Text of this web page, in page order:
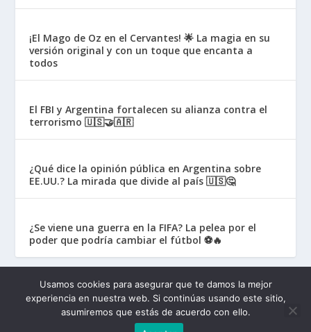
¡El Mago de Oz en el Cervantes! 🌟 La magia en su
versión original y con un toque que encanta a
todos
El FBI y Argentina fortalecen su alianza contra el
terrorismo 🇺🇸🤝🇦🇷
¿Qué dice la opinión pública en Argentina sobre
EE.UU.? La mirada que divide al país 🇺🇸🤔
¿Se viene una guerra en la FIFA? La pelea por el
poder que podría cambiar el fútbol ⚽🔥
Muy News 2025
Usamos cookies para asegurar que te damos la mejor
experiencia en nuestra web. Si continúas usando este sitio,
asumiremos que estás de acuerdo con ello.